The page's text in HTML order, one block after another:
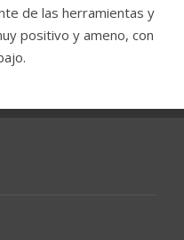
de las herramientas y
positivo y ameno, con